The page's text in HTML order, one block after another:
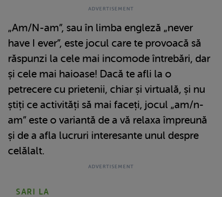
„Am/N-am”, sau în limba engleză „never
have I ever”, este jocul care te provoacă să
răspunzi la cele mai incomode întrebări, dar
și cele mai haioase! Dacă te afli la o
petrecere cu prietenii, chiar și virtuală, și nu
știți ce activități să mai faceți, jocul „am/n-
am” este o variantă de a vă relaxa împreună
și de a afla lucruri interesante unul despre
celălalt.
SARI LA